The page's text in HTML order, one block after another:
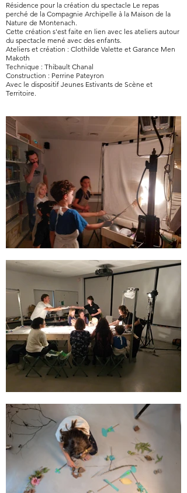
Résidence pour la création du spectacle Le repas
perché de la Compagnie Archipelle à la Maison de la
Nature de Montenach.
Cette création s'est faite en lien avec les ateliers autour
du spectacle mené avec des enfants.
Ateliers et création : Clothilde Valette et Garance Men
Makoth
Technique : Thibault Chanal
Construction : Perrine Pateyron
Avec le dispositif Jeunes Estivants de Scène et
Territoire.